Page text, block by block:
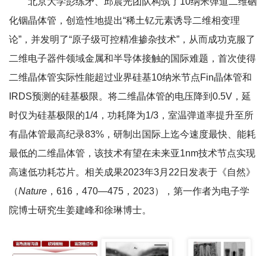
化铟晶体管，创造性地提出“稀土钇元素诱导二维相变理
论”，并发明了“原子级可控精准掺杂技术”，从而成功克服了
二维电子器件领域金属和半导体接触的国际难题，首次使得
二维晶体管实际性能超过业界硅基10纳米节点Fin晶体管和
IRDS预测的硅基极限。将二维晶体管的电压降到0.5V，延
时仅为硅基极限的1/4，功耗降为1/3，室温弹道率提升至所
有晶体管最高纪录83%，研制出国际上迄今速度最快、能耗
最低的二维晶体管，该技术有望在未来亚1nm技术节点实现
高速低功耗芯片。相关成果2023年3月22日发表于《自然》
（Nature ，616，470—475，2023），第一作者为电子学
院博士研究生姜建峰和徐琳博士。